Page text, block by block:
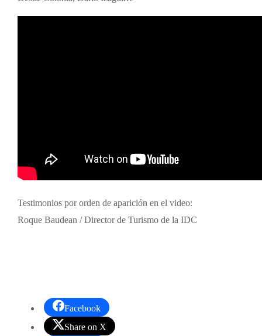
Testimonios por orden de aparición en el video:
Roque Baudean / Director de Turismo de la IDC
Facebook
Share on X